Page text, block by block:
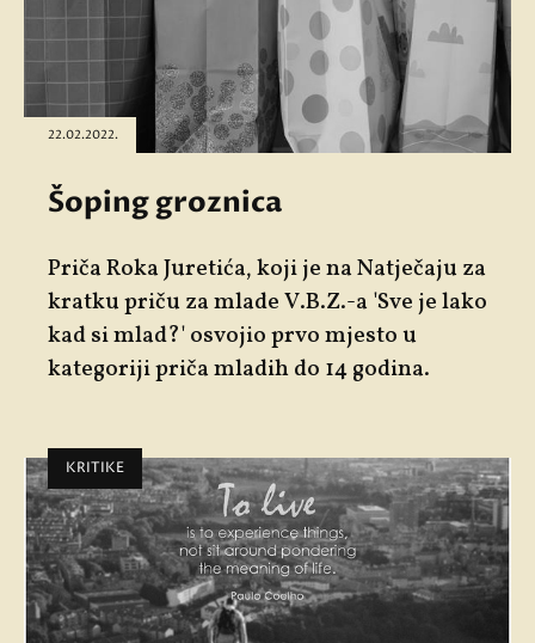
22.02.2022.
Šoping groznica
Priča Roka Juretića, koji je na Natječaju za
kratku priču za mlade V.B.Z.-a 'Sve je lako
kad si mlad?'osvojio prvo mjesto u
kategoriji priča mladih do 14 godina.
KRITIKE